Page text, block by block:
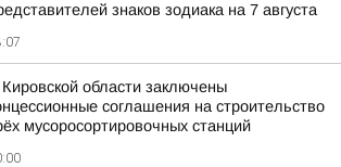
знаков зодиака на 7 августа
области заключены
соглашения на строительство
мусоросортировочных станций